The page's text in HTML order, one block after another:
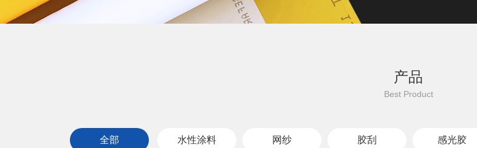
产品
全部 水性涂料 网纱 胶刮 感光胶